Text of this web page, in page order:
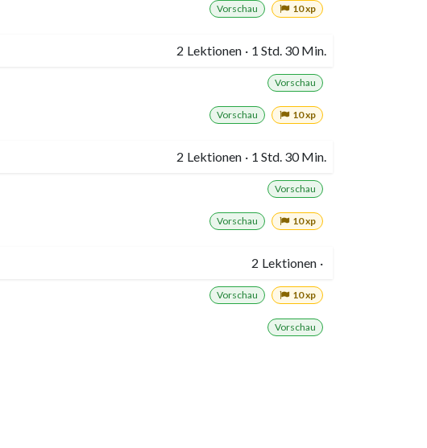
Vorschau 10 xp
2 Lektionen · 1 Std. 30 Min.
Vorschau
Vorschau 10 xp
2 Lektionen · 1 Std. 30 Min.
Vorschau
Vorschau 10 xp
2 Lektionen ·
Vorschau 10 xp
Vorschau